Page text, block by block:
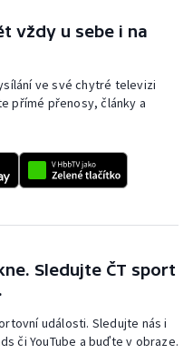
vždy u sebe i na
ve své chytré televizi
přímé přenosy, články a
Sledujte ČT sport
události. Sledujte nás i
či YouTube a buďte v obraze.